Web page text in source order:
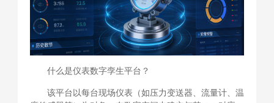
什么是仪表数字孪生平台？
该平台以每台现场仪表（如压力变送器、流量计、温